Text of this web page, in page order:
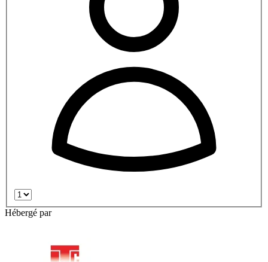
Hébergé par